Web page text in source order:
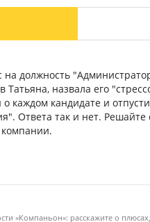
на должность
назвала его
каждом кандидате и
Ответа так и нет.
«Компаньон»: расскажите о